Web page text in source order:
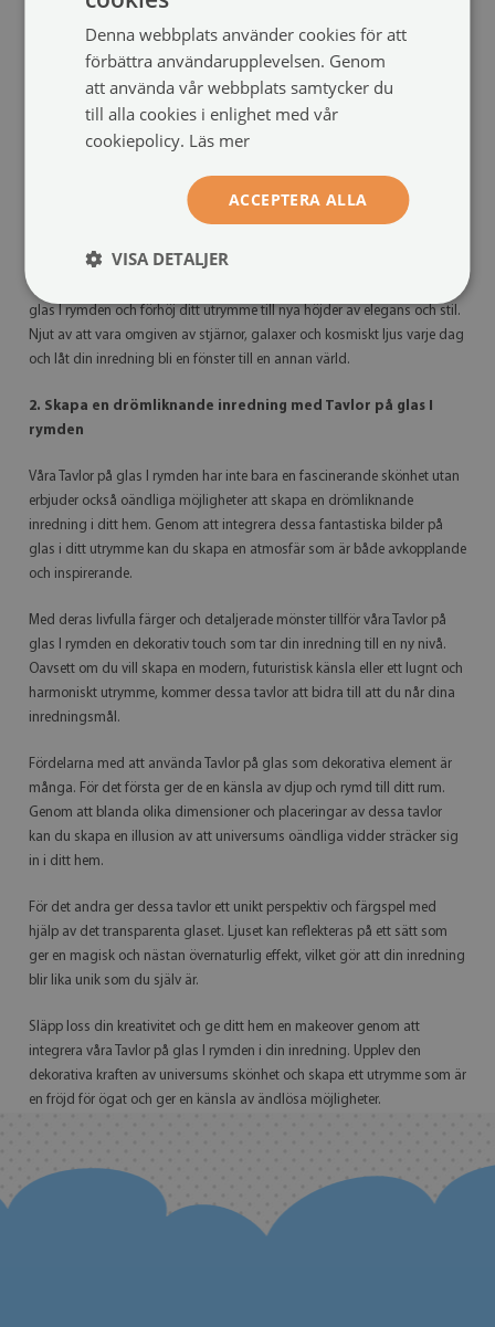
dina preferenser för att passa perfekt in i ditt utrymme. Förstärkt av vårt
högkvalitativa glas erbjuder vårt sortiment av Tavlor på glas I rymden en
oöverträffad skärpa och klarhet i varje detalj, vilket gör att du kan njuta
av bilderna i deras fulla prakt.
kvalitet, vilket garanterar att varje bild blir en mästerverk. Med vår
exceptionella kvalitet kan du vara säker på att din tavla inte bara
Upplev förtrollningen av universumets mysterier genom våra Tavlor på
glas I rymden och förhöj ditt utrymme till nya höjder av elegans och stil.
Njut av att vara omgiven av stjärnor, galaxer och kosmiskt ljus varje dag
och låt din inredning bli en fönster till en annan värld.
2. Skapa en drömliknande inredning med Tavlor på glas I
rymden
Våra Tavlor på glas I rymden har inte bara en fascinerande skönhet utan
erbjuder också oändliga möjligheter att skapa en drömliknande
inredning i ditt hem. Genom att integrera dessa fantastiska bilder på
glas i ditt utrymme kan du skapa en atmosfär som är både avkopplande
och inspirerande.
Med deras livfulla färger och detaljerade mönster tillför våra Tavlor på
glas I rymden en dekorativ touch som tar din inredning till en ny nivå.
Oavsett om du vill skapa en modern, futuristisk känsla eller ett lugnt och
harmoniskt utrymme, kommer dessa tavlor att bidra till att du når dina
inredningsmål.
Fördelarna med att använda Tavlor på glas som dekorativa element är
många. För det första ger de en känsla av djup och rymd till ditt rum.
Genom att blanda olika dimensioner och placeringar av dessa tavlor
kan du skapa en illusion av att universums oändliga vidder sträcker sig
in i ditt hem.
För det andra ger dessa tavlor ett unikt perspektiv och färgspel med
hjälp av det transparenta glaset. Ljuset kan reflekteras på ett sätt som
ger en magisk och nästan övernaturlig effekt, vilket gör att din inredning
blir lika unik som du själv är.
Släpp loss din kreativitet och ge ditt hem en makeover genom att
integrera våra Tavlor på glas I rymden i din inredning. Upplev den
dekorativa kraften av universums skönhet och skapa ett utrymme som är
en fröjd för ögat och ger en känsla av ändlösa möjligheter.
Denna webbplats använder cookies för att
förbättra användarupplevelsen. Genom
att använda vår webbplats samtycker du
till alla cookies i enlighet med vår
cookiepolicy. Läs mer
ACCEPTERA ALLA
VISA DETALJER